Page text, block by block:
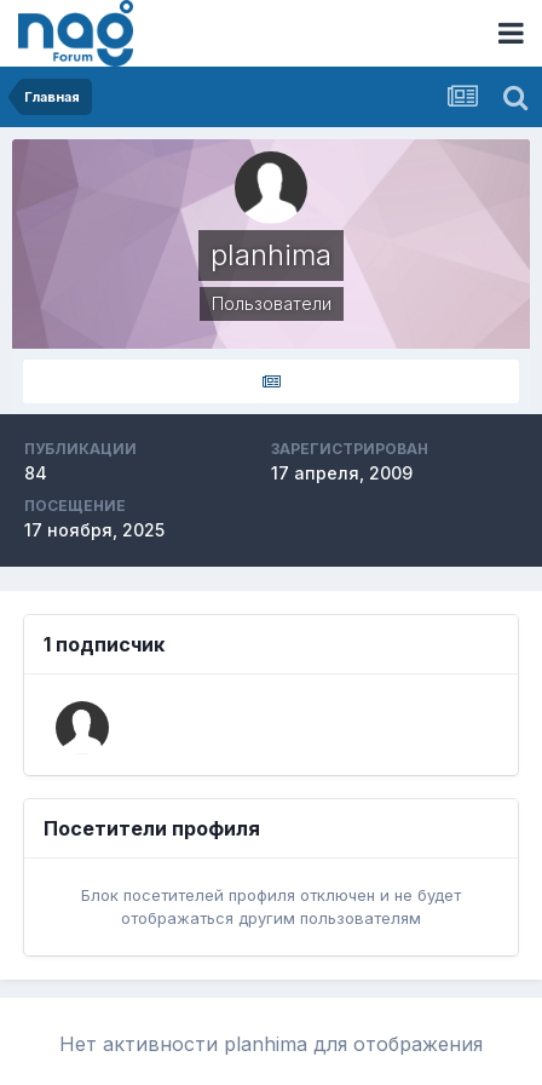
Главная
planhima
Пользователи
ПУБЛИКАЦИИ
84
ЗАРЕГИСТРИРОВАН
17 апреля, 2009
ПОСЕЩЕНИЕ
17 ноября, 2025
1 подписчик
Посетители профиля
Блок посетителей профиля отключен и не будет
отображаться другим пользователям
Нет активности planhima для отображения